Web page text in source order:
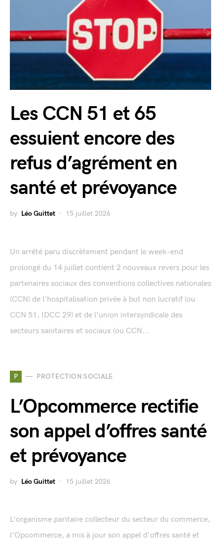
Les CCN 51 et 65
essuient encore des
refus d’agrément en
santé et prévoyance
by Léo Guittet 15 juillet 2026
Un arrêté paru discrètement pendant le week-end
prolongé du 14 juillet contient 2 nouveaux revers pour les
partenaires sociaux des conventions collectives nationales
(CCN) de l'hospitalisation privée à but non lucratif (ou
CCN 51, IDCC 29) et de l'union intersyndicale des
secteurs sanitaires et sociaux (ou CCN...
P PROTECTION SOCIALE
L’Opcommerce rectifie
son appel d’offres santé
et prévoyance
by Léo Guittet 15 juillet 2026
L'organisme paritaire collecteur du secteur du commerce,
l'Opcommerce, a mis à jour son appel d'offres santé et